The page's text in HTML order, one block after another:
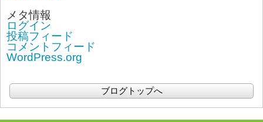
メタ情報
ログイン
投稿フィード
コメントフィード
WordPress.org
ブログトップへ